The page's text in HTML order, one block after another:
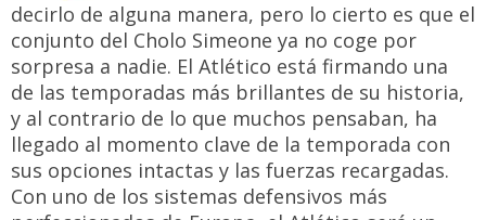
decirlo de alguna manera, pero lo cierto es que el
conjunto del Cholo Simeone ya no coge por
sorpresa a nadie. El Atlético está firmando una
de las temporadas más brillantes de su historia,
y al contrario de lo que muchos pensaban, ha
llegado al momento clave de la temporada con
sus opciones intactas y las fuerzas recargadas.
Con uno de los sistemas defensivos más